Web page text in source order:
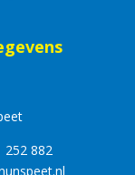
252 882